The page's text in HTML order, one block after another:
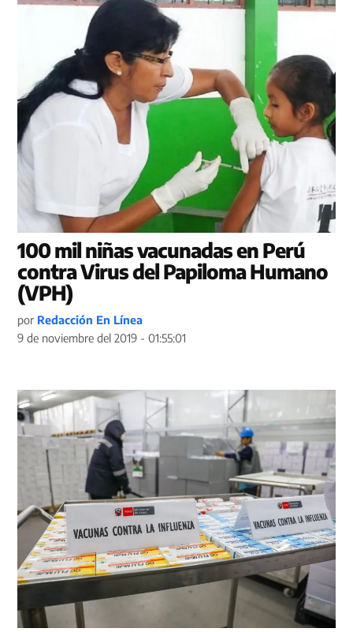
100 mil niñas vacunadas en Perú
contra Virus del Papiloma Humano
(VPH)
por Redacción En Línea
9 de noviembre del 2019 - 01:55:01